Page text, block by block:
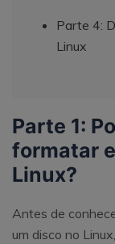
Parte 4:
Linux
Parte 1:
formatar
Linux?
Antes de
um disco no